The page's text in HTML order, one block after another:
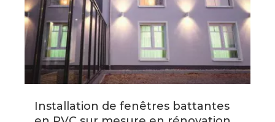
Installation de fenêtres battantes